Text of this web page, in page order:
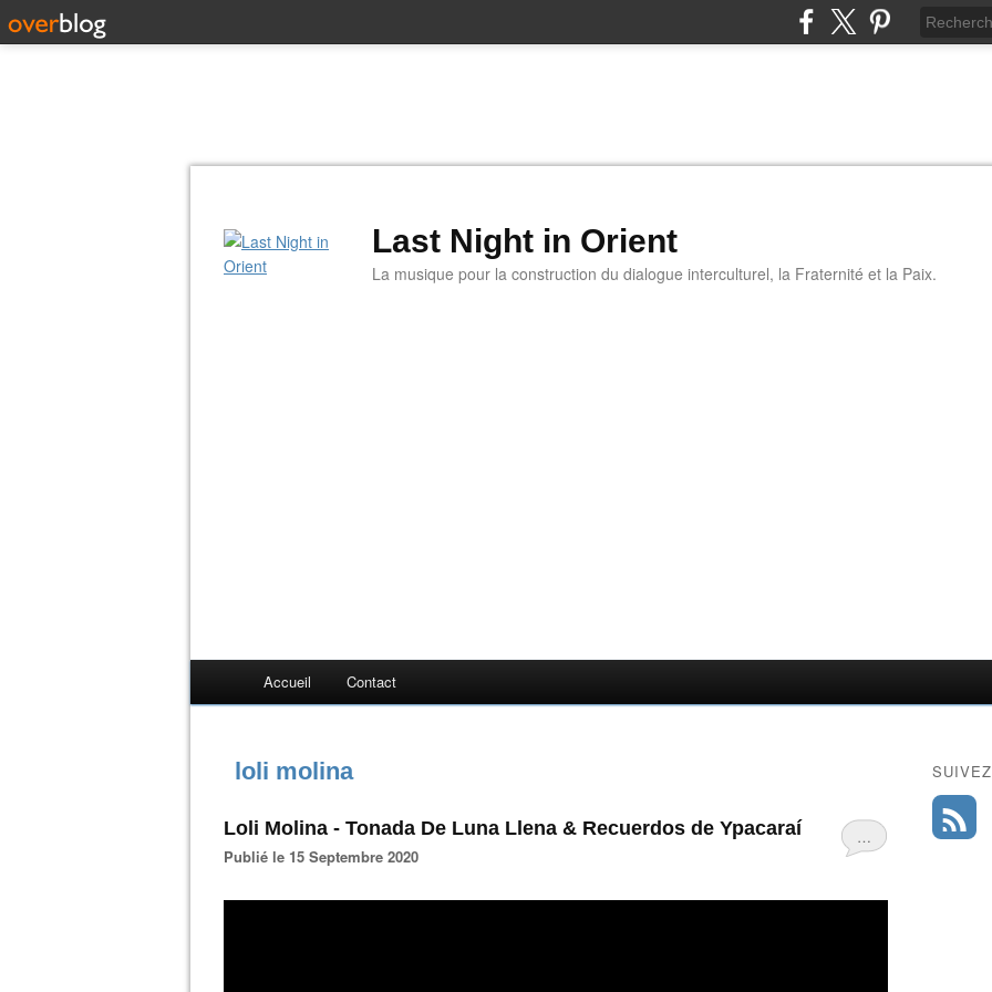
Last Night in Orient
La musique pour la construction du dialogue interculturel, la Fraternité et la Paix.
Accueil Contact
loli molina
…
Loli Molina - Tonada De Luna Llena & Recuerdos de Ypacaraí
Publié le 15 Septembre 2020